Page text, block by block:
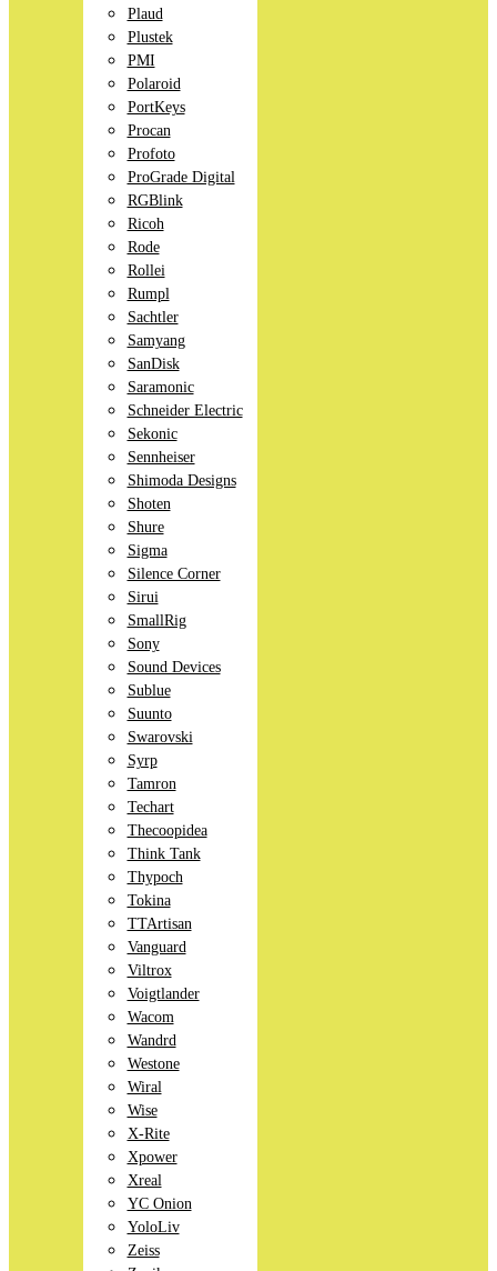
Plaud
Plustek
PMI
Polaroid
PortKeys
Procan
Profoto
ProGrade Digital
RGBlink
Ricoh
Rode
Rollei
Rumpl
Sachtler
Samyang
SanDisk
Saramonic
Schneider Electric
Sekonic
Sennheiser
Shimoda Designs
Shoten
Shure
Sigma
Silence Corner
Sirui
SmallRig
Sony
Sound Devices
Sublue
Suunto
Swarovski
Syrp
Tamron
Techart
Thecoopidea
Think Tank
Thypoch
Tokina
TTArtisan
Vanguard
Viltrox
Voigtlander
Wacom
Wandrd
Westone
Wiral
Wise
X-Rite
Xpower
Xreal
YC Onion
YoloLiv
Zeiss